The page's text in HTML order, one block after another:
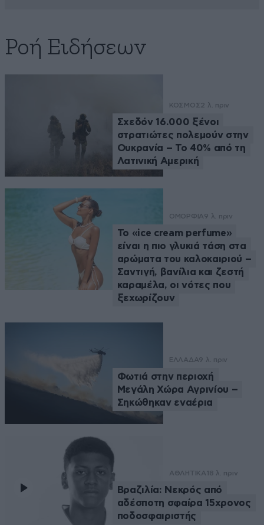
Ροή Ειδήσεων
ΚΟΣΜΟΣ2 λ. πριν
Σχεδόν 16.000 ξένοι
στρατιώτες πολεμούν στην
Ουκρανία – Το 40% από τη
Λατινική Αμερική
ΟΜΟΡΦΙΑ9 λ. πριν
Το «ice cream perfume»
είναι η πιο γλυκιά τάση στα
αρώματα του καλοκαιριού –
Σαντιγή, βανίλια και ζεστή
καραμέλα, οι νότες που
ξεχωρίζουν
ΕΛΛΑΔΑ9 λ. πριν
Φωτιά στην περιοχή
Μεγάλη Χώρα Αγρινίου –
Σηκώθηκαν εναέρια
ΑΘΛΗΤΙΚΑ 18 λ. πριν
Βραζιλία: Νεκρός από
αδέσποτη σφαίρα 15χρονος
ποδοσφαιριστής